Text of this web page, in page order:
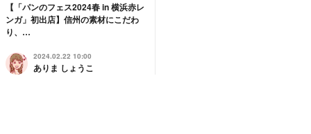
【「パンのフェス2024春 in 横浜赤レ
ンガ」初出店】信州の素材にこだわ
り、…
2024.02.22 10:00
ありま しょうこ